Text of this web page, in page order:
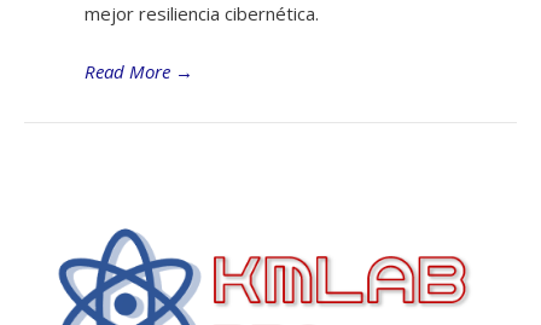
mejor resiliencia cibernética.
Read More →